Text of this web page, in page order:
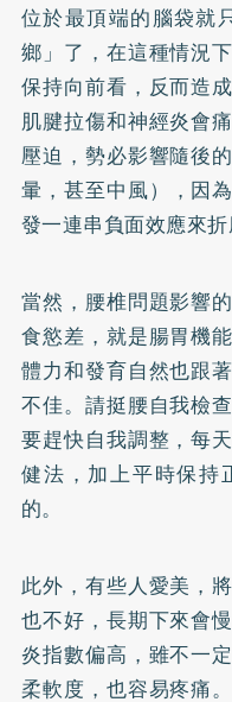
位於最頂端的腦袋就
鄉」了，在這種情況
保持向前看，反而造
肌腱拉傷和神經炎會
壓迫，勢必影響隨後
暈，甚至中風），因
發一連串負面效應來折
當然，腰椎問題影響
食慾差，就是腸胃機
體力和發育自然也跟
不佳。請挺腰自我檢
要趕快自我調整，每
健法，加上平時保持
的。
此外，有些人愛美，
也不好，長期下來會
炎指數偏高，雖不一
柔軟度，也容易疼痛